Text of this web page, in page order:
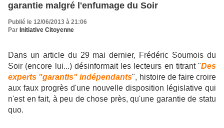
garantie malgré l'enfumage du Soir
Publié le 12/06/2013 à 21:06
Par Initiative Citoyenne
Dans un article du 29 mai dernier, Frédéric Soumois du
Soir (encore lui...) désinformait les lecteurs en titrant "Des
experts "garantis" indépendants", histoire de faire croire
aux faux progrès d'une nouvelle disposition législative qui
n'est en fait, à peu de chose près, qu'une garantie de statu
quo.